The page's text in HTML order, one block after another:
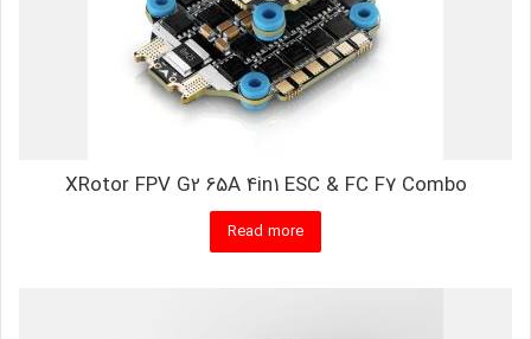
XRotor FPV G2 65A 4in1 ESC & FC F7 Combo
Read more